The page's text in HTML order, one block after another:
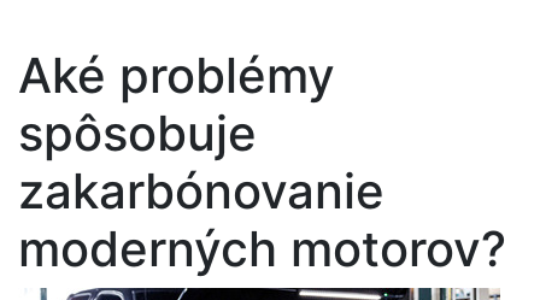
Aké problémy
spôsobuje
zakarbónovanie
moderných motorov?